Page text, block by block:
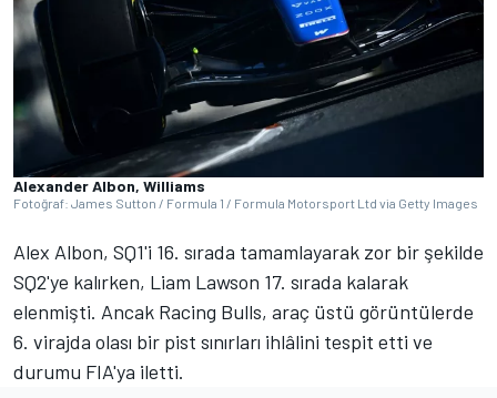
Alexander Albon, Williams
Fotoğraf: James Sutton / Formula 1 / Formula Motorsport Ltd via Getty Images
Alex Albon, SQ1'i 16. sırada tamamlayarak zor bir şekilde
SQ2'ye kalırken, Liam Lawson 17. sırada kalarak
elenmişti. Ancak Racing Bulls, araç üstü görüntülerde
6. virajda olası bir pist sınırları ihlâlini tespit etti ve
durumu FIA'ya iletti.